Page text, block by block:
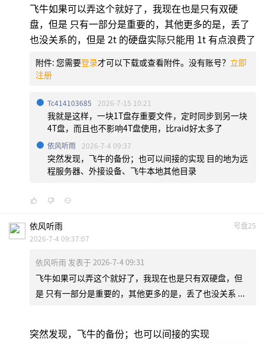
飞牛如果可以弄这个就好了，我现在也是只有双硬
盘，但是 只有一部分是重要的，其他更多的是，丢了
也没关系的，但是 2t 的硬盘实际只能用 1t 有点浪费了
附件: 您需要登录才可以下载或查看附件。没有账号？ 立即
注册
Tc414103685 2026-7-15 10:21
我就是这样，一块1T盘存重要文件，定时同步到另一块
4T盘，而且也不影响4T盘使用，比raid好太多了
依风听雨 2026-7-4 09:37
突然发现，飞牛的备份；也可以间接的实现 目的地为远
程服务器、外接设备、飞牛本地其他目录
号盘25
依风听雨
2026-7-4 09:37:07
依风听雨 发表于 2026-7-4 09:31
飞牛如果可以弄这个就好了，我现在也是只有双硬盘，但
是 只有一部分是重要的，其他更多的是，丢了也没关系 ...
突然发现，飞牛的备份；也可以间接的实现